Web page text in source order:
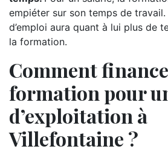
empiéter sur son temps de
d’emploi aura quant à lui plus de
la formation.
Comment
formation pour
d’exploitation à
Villefontaine ?